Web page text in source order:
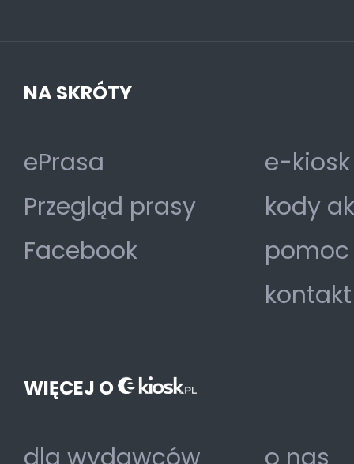
NA SKRÓTY
ePrasa
Przegląd prasy
Facebook
e-
kody
pomoc
kontakt
WIĘCEJ O